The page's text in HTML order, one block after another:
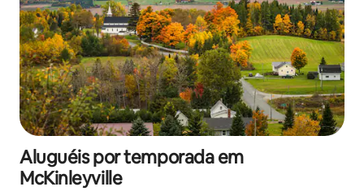
Aluguéis por temporada em
McKinleyville